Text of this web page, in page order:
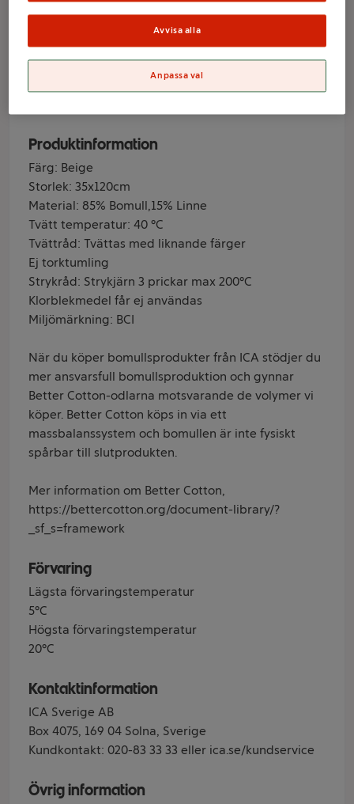
35x120cm ICA
Produktinformation
Färg: Beige
Storlek: 35x120cm
Material: 85% Bomull,15% Linne
Tvätt temperatur: 40 °C
Tvättråd: Tvättas med liknande färger
Ej torktumling
Strykråd: Strykjärn 3 prickar max 200°C
Klorblekmedel får ej användas
Miljömärkning: BCI
När du köper bomullsprodukter från ICA stödjer du
mer ansvarsfull bomullsproduktion och gynnar
Better Cotton-odlarna motsvarande de volymer vi
köper. Better Cotton köps in via ett
massbalanssystem och bomullen är inte fysiskt
spårbar till slutprodukten.
Mer information om Better Cotton,
https://bettercotton.org/document-library/?
_sf_s=framework
Förvaring
Lägsta förvaringstemperatur
5°C
Högsta förvaringstemperatur
20°C
Kontaktinformation
ICA Sverige AB
Box 4075, 169 04 Solna, Sverige
Kundkontakt: 020-83 33 33 eller ica.se/kundservice
Övrig information
Avvisa alla
Anpassa val